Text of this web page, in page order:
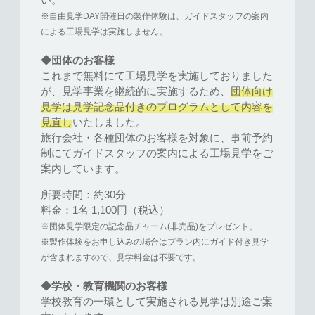
※自由見学DAY開催日の製作体験は、ガイドスタッフの案内
による工場見学は実施しません。
◆団体のお客様
これまで無料にて工場見学を実施しておりました
が、見学事業を継続的に実施するため、団体向け
見学は見学記念品付きのプログラムとして内容を
見直しいたしました。
旅行会社・各種団体のお客様を対象に、事前予約
制にてガイドスタッフの案内による工場見学をご
案内しています。
所要時間：約30分
料金：1名 1,100円（税込）
※団体見学限定の記念品チャーム(非売品)をプレゼント。
※製作体験をお申し込みの場合はプラン内にガイド付き見学
が含まれますので、見学料金は不要です。
◆学校・教育機関のお客様
学校教育の一環として実施される見学は別途ご案